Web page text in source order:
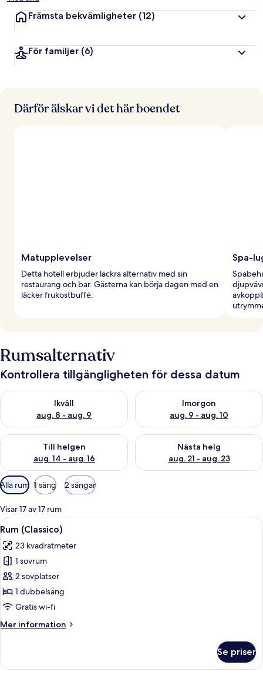
r
e
Främsta bekvämligheter (12)
För familjer (6)
Därför älskar vi det här boendet
Matupplevelser
Detta hotell erbjuder läckra alternativ med sin
restaurang och bar. Gästerna kan börja dagen med en
läcker frukostbuffé.
Spa-
Rumsalternativ
Kontrollera tillgängligheten för dessa datum
Ikväll
aug. 8 - aug. 9
Kontrollera tillgängligheten för ikväll aug. 8 - aug. 9
Imorgon
aug. 9 - aug. 10
Kontrollera tillgängligheten
Till helgen
aug. 14 - aug. 16
Kontrollera tillgängligheten för den här helgen aug. 14 - aug.
Nästa helg
aug. 21 - aug. 23
Kontrollera tillgängligheten
Tillgängliga
filter
för
rum
Alla rum 1 säng 2 sängar
Visar 17 av 17 rum
Öppna
alla
foton
för
Rum
(Classico)
Ett hotellrum med en stor säng, ett
10
Rum (Classico)
23 kvadratmeter
1 sovrum
2 sovplatser
1 dubbelsäng
Gratis wi-fi
Mer information
Mer
(Classico)
Se priser